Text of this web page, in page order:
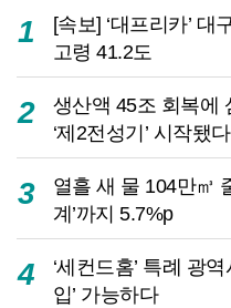
1
[속보] ‘대프리카’
고령 41.2도
2
생산액 45조 회복에
‘제2전성기’ 시작됐다
3
열흘 새 물 104만㎥
계’까지 5.7%p
4
‘세컨드홈’ 특례 광
입’ 가능하다